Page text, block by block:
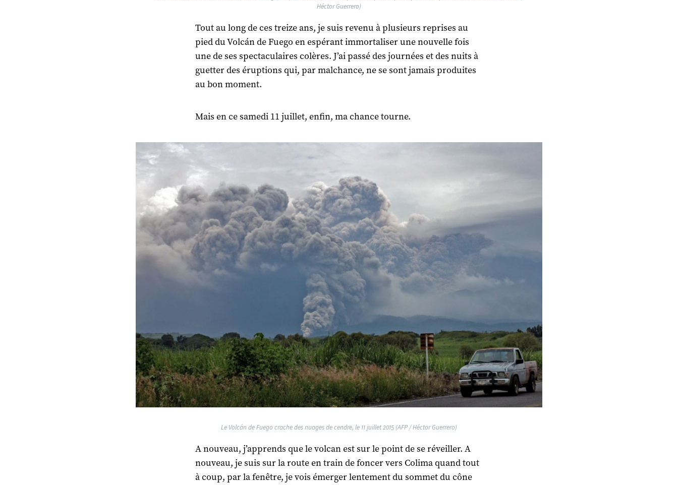
Héctor Guerrero)
Tout au long de ces treize ans, je suis revenu à plusieurs reprises au
pied du Volcán de Fuego en espérant immortaliser une nouvelle fois
une de ses spectaculaires colères. J’ai passé des journées et des nuits à
guetter des éruptions qui, par malchance, ne se sont jamais produites
au bon moment.
Mais en ce samedi 11 juillet, enfin, ma chance tourne.
Le Volcán de Fuego crache des nuages de cendre, le 11 juillet 2015 (AFP / Héctor Guerrero)
A nouveau, j’apprends que le volcan est sur le point de se réveiller. A
nouveau, je suis sur la route en train de foncer vers Colima quand tout
à coup, par la fenêtre, je vois émerger lentement du sommet du cône